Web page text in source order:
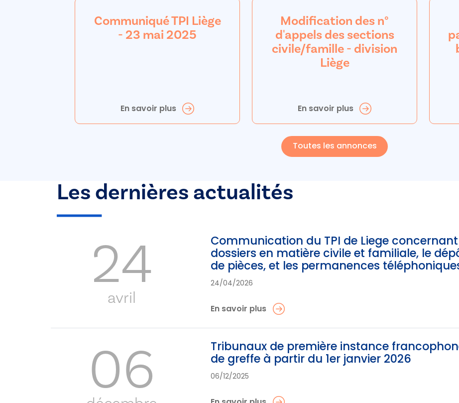
Communiqué TPI Liège
- 23 mai 2025
En savoir plus
Modification des n°
d'appels des sections
civile/famille - division
Liège
En savoir plus
Toutes les annonces
Les dernières actualités
24
avril
Communication du TPI de Liege
dossiers en matière civile et familiale, le
de pièces, et les permanences
24/04/2026
En savoir plus
06 Tribunaux de première instance
de greffe à partir du 1er janvier 2026
06/12/2025